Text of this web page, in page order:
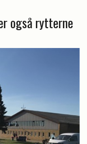
også rytterne